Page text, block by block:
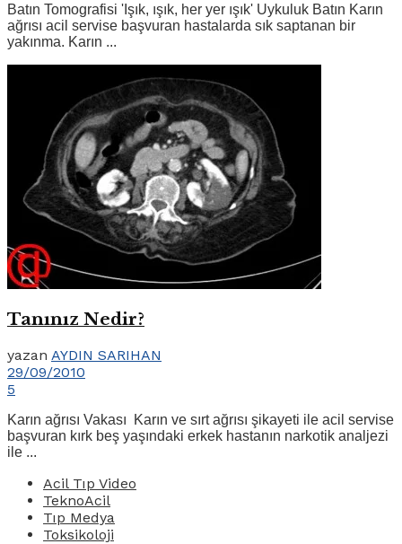
Batın Tomografisi 'Işık, ışık, her yer ışık' Uykuluk Batın Karın
ağrısı acil servise başvuran hastalarda sık saptanan bir
yakınma. Karın ...
Tanınız Nedir?
yazan AYDIN SARIHAN
29/09/2010
5
Karın ağrısı Vakası Karın ve sırt ağrısı şikayeti ile acil servise
başvuran kırk beş yaşındaki erkek hastanın narkotik analjezi
ile ...
Acil Tıp Video
TeknoAcil
Tıp Medya
Toksikoloji